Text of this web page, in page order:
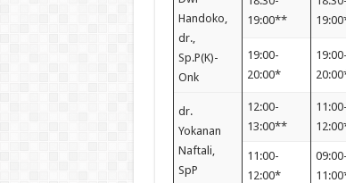
Handoko,
dr.,
Sp.P(K)-
Onk
19:00**
19:00-
20:00*
19:00-
dr.
Yokanan
Naftali,
SpP
12:00-
13:00**
11:00-
11:00-
12:00*
09:00-